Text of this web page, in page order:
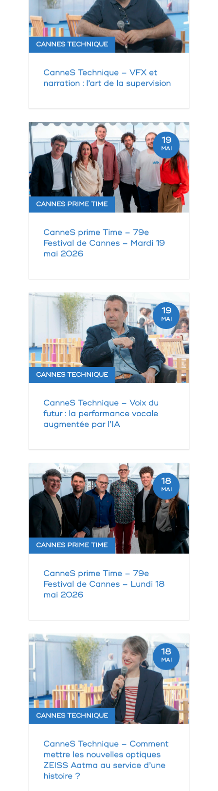
CANNES TECHNIQUE
CanneS Technique – VFX et
narration : l’art de la supervision
19
MAI
CANNES PRIME TIME
CanneS prime Time – 79e
Festival de Cannes – Mardi 19
mai 2026
19
MAI
CANNES TECHNIQUE
CanneS Technique – Voix du
futur : la performance vocale
augmentée par l’IA
18
MAI
CANNES PRIME TIME
CanneS prime Time – 79e
Festival de Cannes – Lundi 18
mai 2026
18
MAI
CANNES TECHNIQUE
CanneS Technique – Comment
mettre les nouvelles optiques
ZEISS Aatma au service d’une
histoire ?